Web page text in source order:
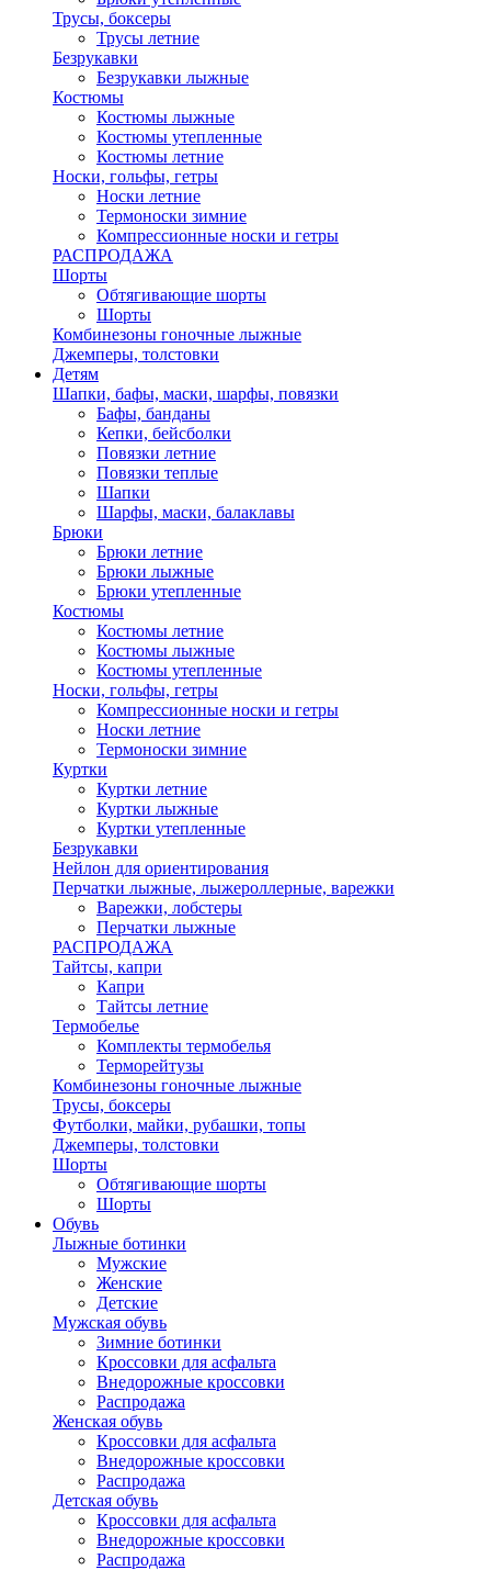
Трусы, боксеры
Трусы летние
Безрукавки
Безрукавки лыжные
Костюмы
Костюмы лыжные
Костюмы утепленные
Костюмы летние
Носки, гольфы, гетры
Носки летние
Термоноски зимние
Компрессионные носки и гетры
РАСПРОДАЖА
Шорты
Обтягивающие шорты
Шорты
Комбинезоны гоночные лыжные
Джемперы, толстовки
Детям
Шапки, бафы, маски, шарфы, повязки
Бафы, банданы
Кепки, бейсболки
Повязки летние
Повязки теплые
Шапки
Шарфы, маски, балаклавы
Брюки
Брюки летние
Брюки лыжные
Брюки утепленные
Костюмы
Костюмы летние
Костюмы лыжные
Костюмы утепленные
Носки, гольфы, гетры
Компрессионные носки и гетры
Носки летние
Термоноски зимние
Куртки
Куртки летние
Куртки лыжные
Куртки утепленные
Безрукавки
Нейлон для ориентирования
Перчатки лыжные, лыжероллерные, варежки
Варежки, лобстеры
Перчатки лыжные
РАСПРОДАЖА
Тайтсы, капри
Капри
Тайтсы летние
Термобелье
Комплекты термобелья
Терморейтузы
Комбинезоны гоночные лыжные
Трусы, боксеры
Футболки, майки, рубашки, топы
Джемперы, толстовки
Шорты
Обтягивающие шорты
Шорты
Обувь
Лыжные ботинки
Мужские
Женские
Детские
Мужская обувь
Зимние ботинки
Кроссовки для асфальта
Внедорожные кроссовки
Распродажа
Женская обувь
Кроссовки для асфальта
Внедорожные кроссовки
Распродажа
Детская обувь
Кроссовки для асфальта
Внедорожные кроссовки
Распродажа